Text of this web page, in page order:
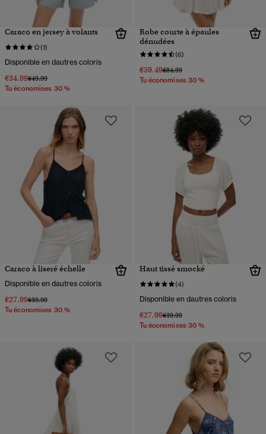
Caraco en jersey à volants
(1)
Disponible en dautres coloris
€34.99Prix réduit de
€49.99à
Tu économises 30 %
Robe courte à épaules
dénudées
(6)
€59.49Prix réduit de
€84.99à
Tu économises 30 %
Caraco à liseré échelle
Disponible en dautres coloris
€27.99Prix réduit de
€39.99à
Tu économises 30 %
Haut tissé smocké
(4)
Disponible en dautres coloris
€27.99Prix réduit de
€39.99à
Tu économises 30 %